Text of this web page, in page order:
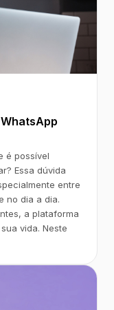
é possível
Essa dúvida
entre
no dia a dia.
a plataforma
vida. Neste